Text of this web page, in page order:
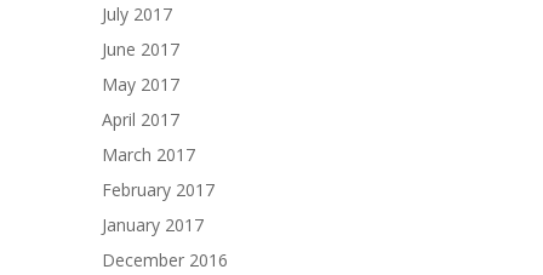
July 2017
June 2017
May 2017
April 2017
March 2017
February 2017
January 2017
December 2016